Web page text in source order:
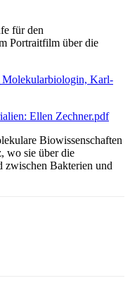
für den
Portraitfilm über die
Molekularbiologin, Karl-
Ellen Zechner.pdf
Biowissenschaften
wo sie über die
Bakterien und